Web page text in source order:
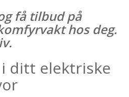
få tilbud på
hos deg.
ditt elektriske